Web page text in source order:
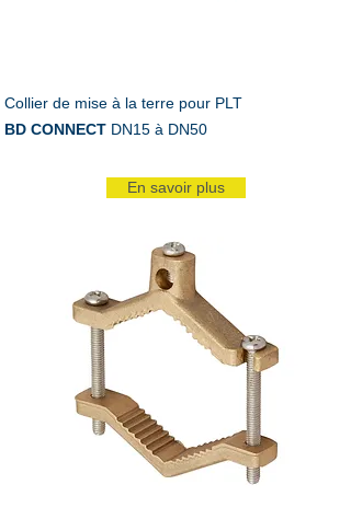
Collier de mise à la terre pour PLT
BD CONNECT DN15 à DN50
En savoir plus